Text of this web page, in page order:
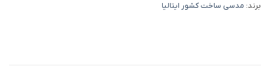
برند: مدسی ساخت کشور ایتالیا